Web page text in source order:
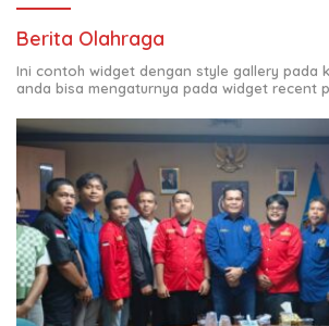
Berita Olahraga
Ini contoh widget dengan style gallery pada
anda bisa mengaturnya pada widget recent